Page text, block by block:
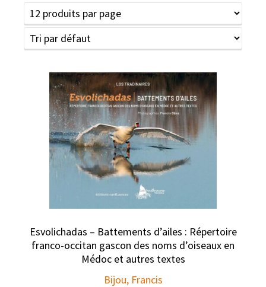
Esvolichadas – Battements d’ailes : Répertoire
franco-occitan gascon des noms d’oiseaux en
Médoc et autres textes
Bijou, Francis